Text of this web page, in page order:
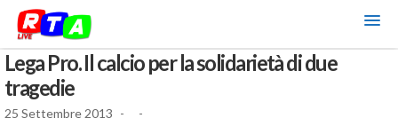
Lega Pro. Il calcio per la solidarietà di due
tragedie
25 Settembre 2013 - -